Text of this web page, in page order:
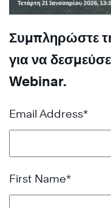
Συμπληρώστε
για να
Webinar.
Email Address*
First Name*